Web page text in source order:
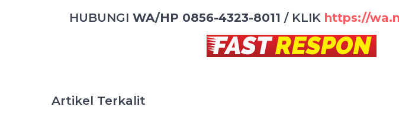
HUBUNGI WA/HP 0856-4323-8011 / KLIK https://
Artikel Terkalit